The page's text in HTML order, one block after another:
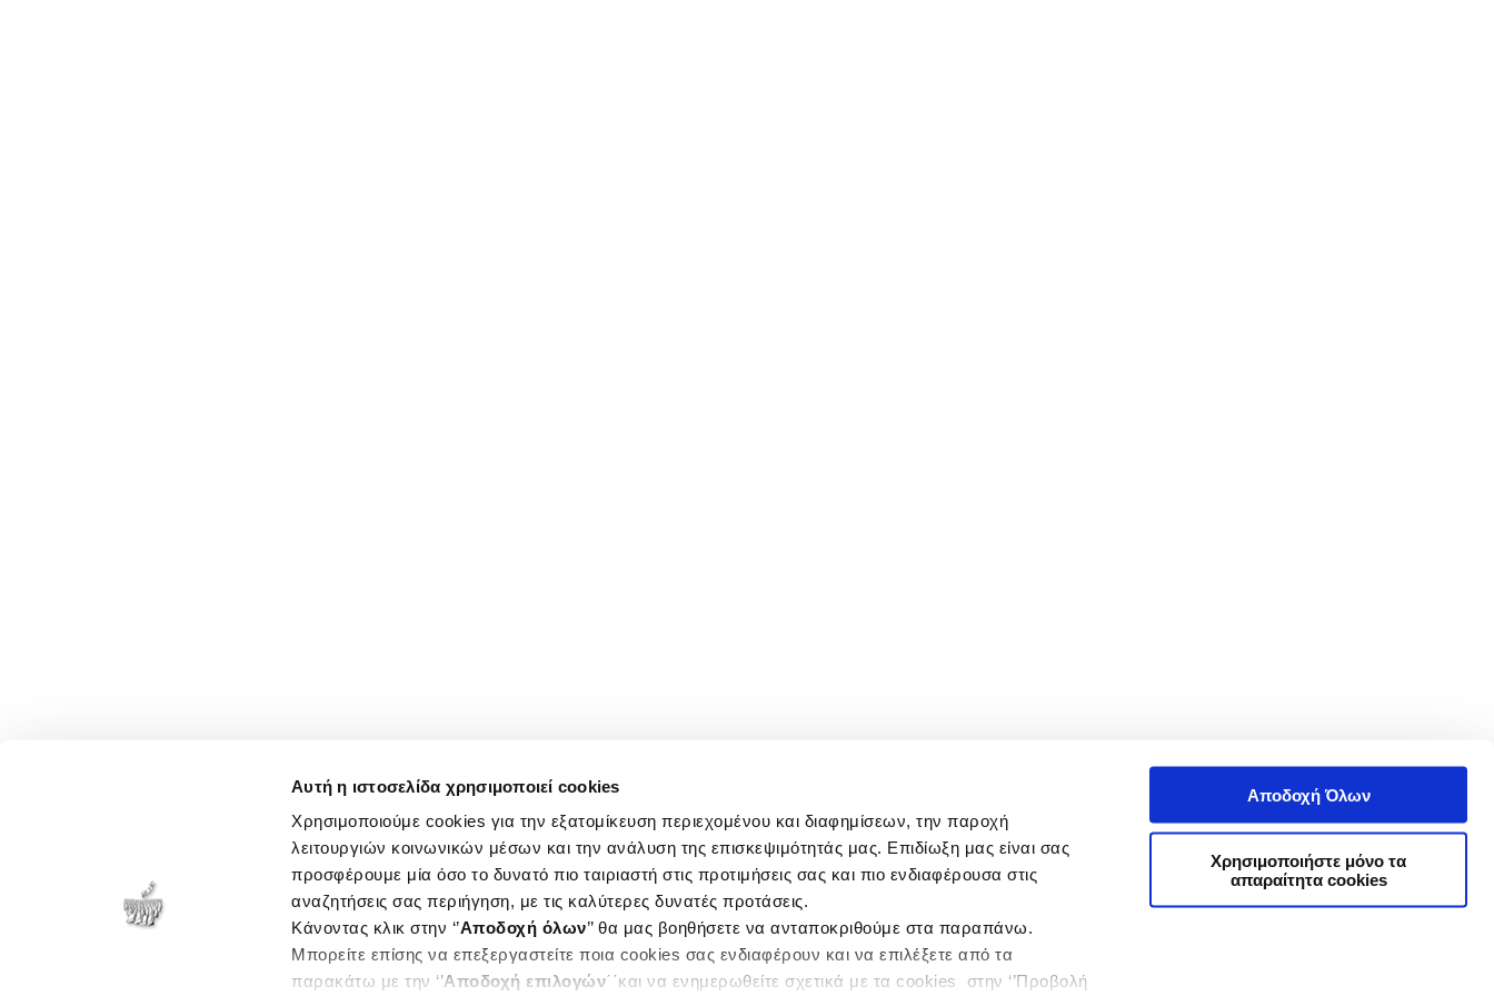
Αυτή η ιστοσελίδα χρησιμοποιεί cookies
Χρησιμοποιούμε cookies για την εξατομίκευση περιεχομένου και διαφημίσεων, την παροχή
λειτουργιών κοινωνικών μέσων και την ανάλυση της επισκεψιμότητάς μας. Επιδίωξη μας είναι σας
προσφέρουμε μία όσο το δυνατό πιο ταιριαστή στις προτιμήσεις σας και πιο ενδιαφέρουσα στις
αναζητήσεις σας περιήγηση, με τις καλύτερες δυνατές προτάσεις.
Κάνοντας κλικ στην ‘’Αποδοχή όλων’’ θα μας βοηθήσετε να ανταποκριθούμε στα παραπάνω.
Μπορείτε επίσης να επεξεργαστείτε ποια cookies σας ενδιαφέρουν και να επιλέξετε από τα
παρακάτω με την ‘’Αποδοχή επιλογών΄΄και να ενημερωθείτε σχετικά με τα cookies στην ‘’Προβολή
Αποδοχή Όλων
Χρησιμοποιήστε μόνο τα
απαραίτητα cookies